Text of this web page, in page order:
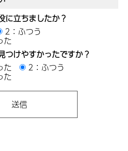
に立ちましたか？
2：ふつう
た
つけやすかったですか？
た
2：ふつう
た